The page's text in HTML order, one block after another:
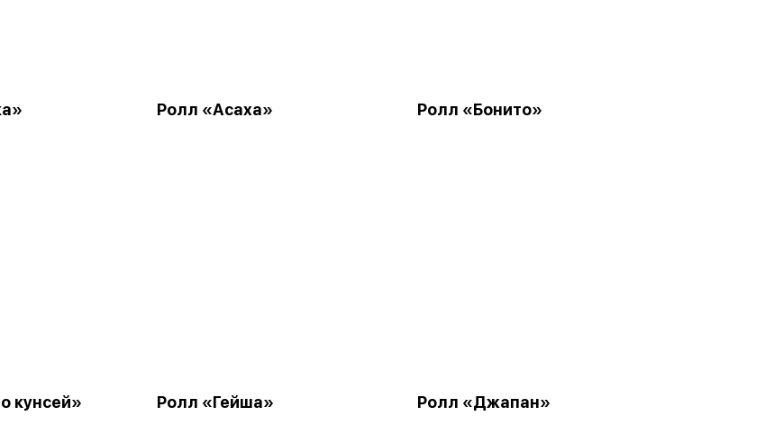
Ролл «Асаха» Ролл «Бонито»
кунсей» Ролл «Гейша» Ролл «Джапан»